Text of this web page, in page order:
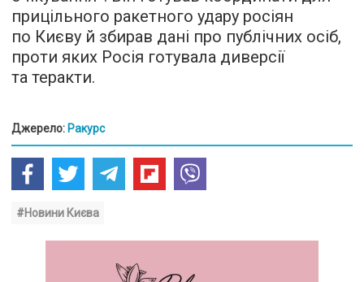
прицільного ракетного удару росіян
по Києву й збирав дані про публічних осіб,
проти яких Росія готувала диверсії
та теракти.
Джерело: Ракурс
#Новини Києва